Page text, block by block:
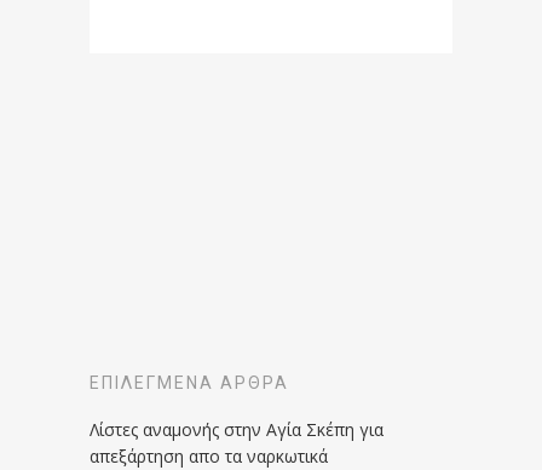
ΕΠΙΛΕΓΜΈΝΑ ΆΡΘΡΑ
Λίστες αναμονής στην Αγία Σκέπη για
απεξάρτηση απο τα ναρκωτικά